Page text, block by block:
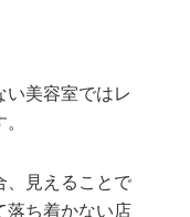
い美容室ではレ
、見えることで
落ち着かない店